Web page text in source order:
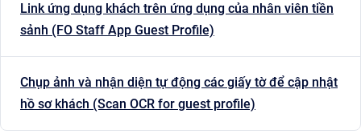
Link ứng dụng khách trên ứng dụng của nhân viên tiền
sảnh (FO Staff App Guest Profile)
Chụp ảnh và nhận diện tự động các giấy tờ để cập nhật
hồ sơ khách (Scan OCR for guest profile)